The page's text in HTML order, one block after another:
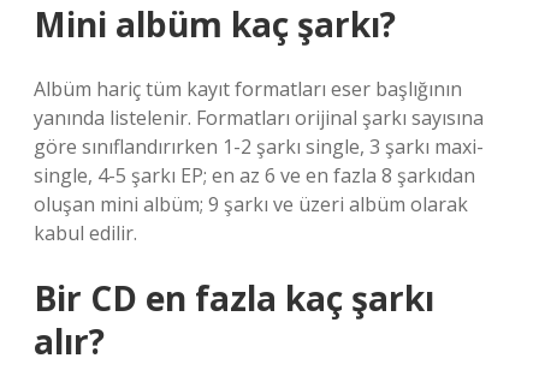
Mini albüm kaç şarkı?
Albüm hariç tüm kayıt formatları eser başlığının
yanında listelenir. Formatları orijinal şarkı sayısına
göre sınıflandırırken 1-2 şarkı single, 3 şarkı maxi-
single, 4-5 şarkı EP; en az 6 ve en fazla 8 şarkıdan
oluşan mini albüm; 9 şarkı ve üzeri albüm olarak
kabul edilir.
Bir CD en fazla kaç şarkı
alır?